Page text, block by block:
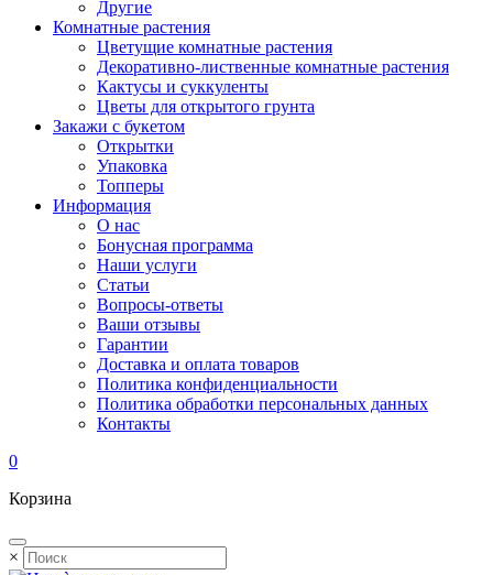
Другие
Комнатные растения
Цветущие комнатные растения
Декоративно-лиственные комнатные растения
Кактусы и суккуленты
Цветы для открытого грунта
Закажи с букетом
Открытки
Упаковка
Топперы
Информация
О нас
Бонусная программа
Наши услуги
Статьи
Вопросы-ответы
Ваши отзывы
Гарантии
Доставка и оплата товаров
Политика конфиденциальности
Политика обработки персональных данных
Контакты
0
Корзина
×